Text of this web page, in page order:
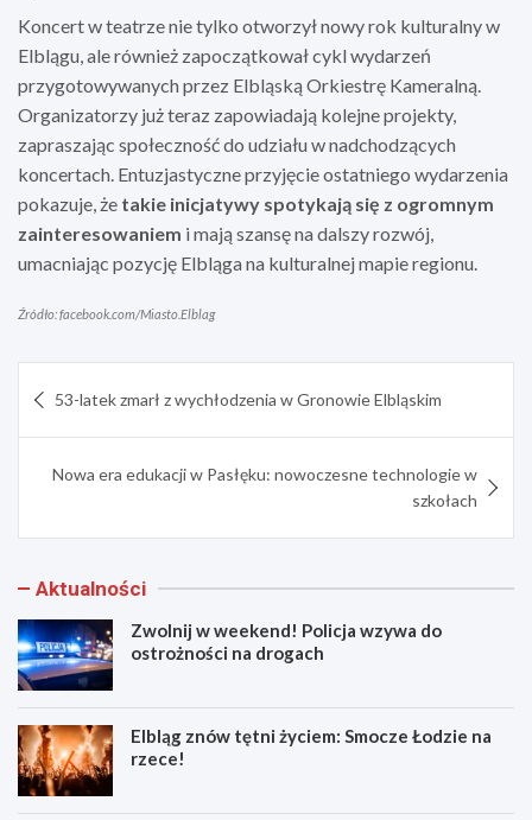
Koncert w teatrze nie tylko otworzył nowy rok kulturalny w
Elblągu, ale również zapoczątkował cykl wydarzeń
przygotowywanych przez Elbląską Orkiestrę Kameralną.
Organizatorzy już teraz zapowiadają kolejne projekty,
zapraszając społeczność do udziału w nadchodzących
koncertach. Entuzjastyczne przyjęcie ostatniego wydarzenia
pokazuje, że takie inicjatywy spotykają się z ogromnym
zainteresowaniem i mają szansę na dalszy rozwój,
umacniając pozycję Elbląga na kulturalnej mapie regionu.
Źródło: facebook.com/Miasto.Elblag
wpisu
53-latek zmarł z wychłodzenia w Gronowie Elbląskim
Nowa era edukacji w Pasłęku: nowoczesne technologie w
szkołach
Aktualności
Zwolnij w weekend! Policja wzywa do
ostrożności na drogach
Elbląg znów tętni życiem: Smocze Łodzie na
rzece!